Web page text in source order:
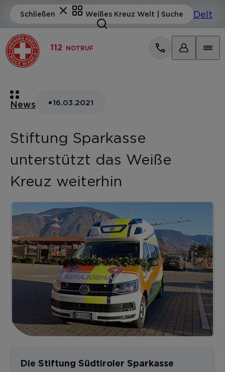
112 NOTRUF
News •16.03.2021
Stiftung Sparkasse
unterstützt das Weiße
Kreuz weiterhin
Die Stiftung Südtiroler Sparkasse